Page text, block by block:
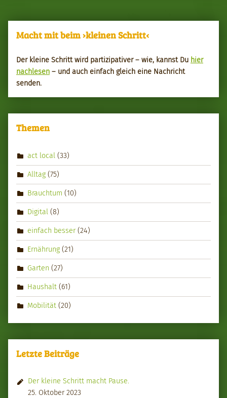
Macht mit beim ›kleinen Schritt‹
Der kleine Schritt wird par­tizipa­tiv­er – wie, kannst Du hier
nach­le­sen – und auch ein­fach gle­ich eine Nachricht
senden.
Themen
act local (33)
Alltag (75)
Brauchtum (10)
Digital (8)
einfach besser(24)
Ernährung (21)
Garten (27)
Haushalt (61)
Mobilität (20)
Letzte Beiträge
Der kleine Schritt macht Pause.
25. Oktober 2023